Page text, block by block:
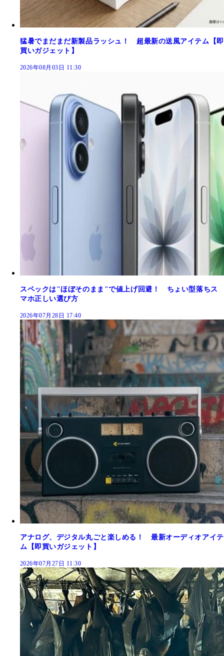
猛暑でまだまだ新製品ラッシュ！ 超最新の送風アイテム【即
買いガジェット】
2026年08月03日 11:30
スペックは"ほぼそのまま"で値上げ回避！ ちょい型落ちス
マホ正しい選び方
2026年07月28日 17:40
アナログ、デジタル丸ごと楽しめる！ 最新オーディオアイテ
ム【即買いガジェット】
2026年07月27日 11:30